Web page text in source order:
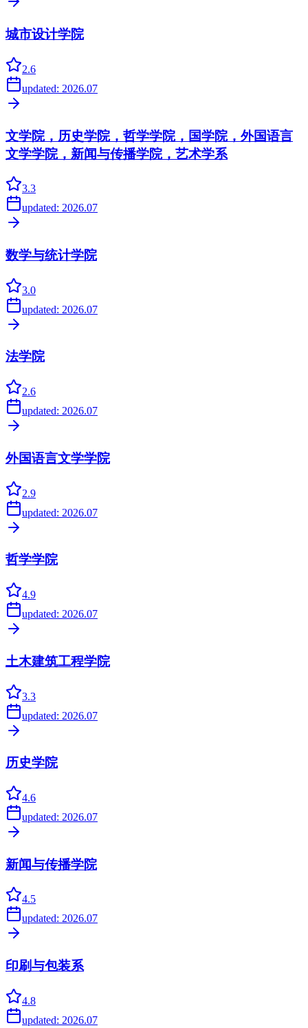
城市设计学院
2.6
updated: 2026.07
文学院，历史学院，哲学学院，国学院，外国语言
文学学院，新闻与传播学院，艺术学系
3.3
updated: 2026.07
数学与统计学院
3.0
updated: 2026.07
法学院
2.6
updated: 2026.07
外国语言文学学院
2.9
updated: 2026.07
哲学学院
4.9
updated: 2026.07
土木建筑工程学院
3.3
updated: 2026.07
历史学院
4.6
updated: 2026.07
新闻与传播学院
4.5
updated: 2026.07
印刷与包装系
4.8
updated: 2026.07